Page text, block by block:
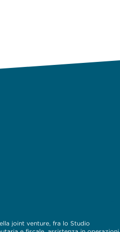
joint venture, fra lo Studio